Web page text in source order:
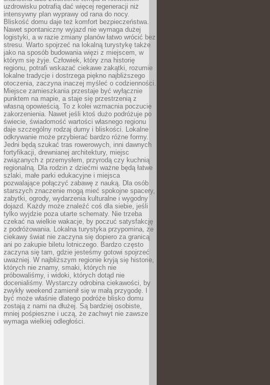
uzdrowisku potrafią dać więcej regeneracji niż
intensywny plan wyprawy od rana do nocy.
Bliskość domu daje też komfort bezpieczeństwa.
Nawet spontaniczny wyjazd nie wymaga dużej
logistyki, a w razie zmiany planów łatwo wrócić bez
stresu. Warto spojrzeć na lokalną turystykę także
jako na sposób budowania więzi z miejscem, w
którym się żyje. Człowiek, który zna historię
regionu, potrafi wskazać ciekawe zakątki, rozumie
lokalne tradycje i dostrzega piękno najbliższego
otoczenia, zaczyna inaczej myśleć o codzienności.
Miejsce zamieszkania przestaje być wyłącznie
punktem na mapie, a staje się przestrzenią z
własną opowieścią. To z kolei wzmacnia poczucie
zakorzenienia. Nawet jeśli ktoś dużo podróżuje po
świecie, świadomość wartości własnego regionu
daje szczególny rodzaj dumy i bliskości. Lokalne
odkrywanie może przybierać bardzo różne formy.
Jedni będą szukać tras rowerowych, inni dawnych
fortyfikacji, drewnianej architektury, miejsc
związanych z przemysłem, przyrodą czy kuchnią
regionalną. Dla rodzin z dziećmi ważne będą łatwe
szlaki, małe parki edukacyjne i miejsca
pozwalające połączyć zabawę z nauką. Dla osób
starszych znaczenie mogą mieć spokojne spacery,
zabytki, ogrody, wydarzenia kulturalne i wygodny
dojazd. Każdy może znaleźć coś dla siebie, jeśli
tylko wyjdzie poza utarte schematy. Nie trzeba
czekać na wielkie wakacje, by poczuć satysfakcję
z podróżowania. Lokalna turystyka przypomina, że
ciekawy świat nie zaczyna się dopiero za granicą
ani po zakupie biletu lotniczego. Bardzo często
zaczyna się tam, gdzie jesteśmy gotowi spojrzeć
uważniej. W najbliższym regionie kryją się historie,
których nie znamy, smaki, których nie
próbowaliśmy, i widoki, których dotąd nie
docenialiśmy. Wystarczy odrobina ciekawości, by
zwykły weekend zamienił się w małą przygodę. I
być może właśnie dlatego podróże blisko domu
zostają z nami na dłużej. Są bardziej osobiste,
mniej pośpieszne i uczą, że zachwyt nie zawsze
wymaga wielkiej odległości.